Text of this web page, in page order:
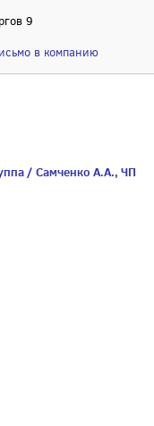
9
в компанию
/ Самченко А.А., ЧП